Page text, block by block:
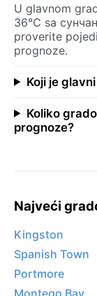
U glavnom
36°C sa
proverite
prognoze.
Koji je
Koliko
prognoze?
Najveći
Kingston
Spanish Town
Portmore